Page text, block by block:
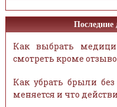
Последние
Как выбрать
смотреть кроме
Как убрать брыли
меняется и что